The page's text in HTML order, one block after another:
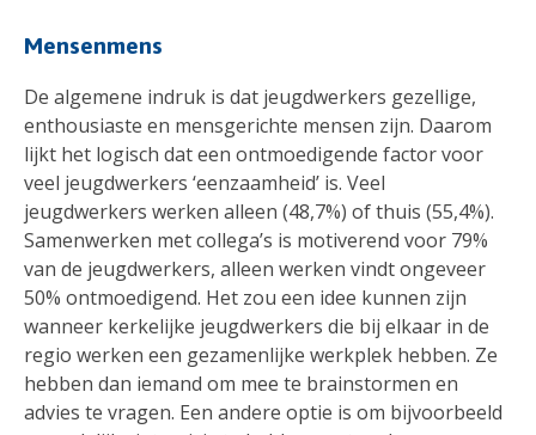
Mensenmens
De algemene indruk is dat jeugdwerkers gezellige,
enthousiaste en mensgerichte mensen zijn. Daarom
lijkt het logisch dat een ontmoedigende factor voor
veel jeugdwerkers ‘eenzaamheid’ is. Veel
jeugdwerkers werken alleen (48,7%) of thuis (55,4%).
Samenwerken met collega’s is motiverend voor 79%
van de jeugdwerkers, alleen werken vindt ongeveer
50% ontmoedigend. Het zou een idee kunnen zijn
wanneer kerkelijke jeugdwerkers die bij elkaar in de
regio werken een gezamenlijke werkplek hebben. Ze
hebben dan iemand om mee te brainstormen en
advies te vragen. Een andere optie is om bijvoorbeeld